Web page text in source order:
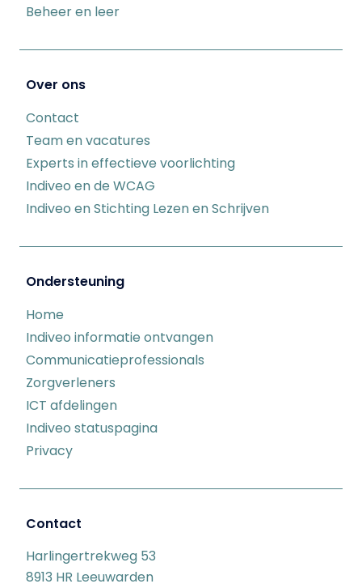
Beheer en leer
Over ons
Contact
Team en vacatures
Experts in effectieve voorlichting
Indiveo en de WCAG
Indiveo en Stichting Lezen en Schrijven
Ondersteuning
Home
Indiveo informatie ontvangen
Communicatieprofessionals
Zorgverleners
ICT afdelingen
Indiveo statuspagina
Privacy
Contact
Harlingertrekweg 53
8913 HR Leeuwarden